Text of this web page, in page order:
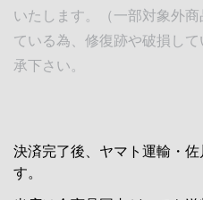
いたします。（一部対象外
ている為、修復跡や破損し
承下さい。
決済完了後、ヤマト運輸・
す。